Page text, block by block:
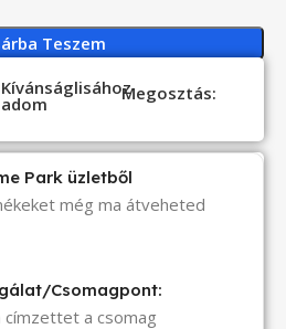
Teszem
Kívánságlisához
adom Megosztás:
Park üzletből
még ma átveheted
Csomagpont:
címzettet a csomag